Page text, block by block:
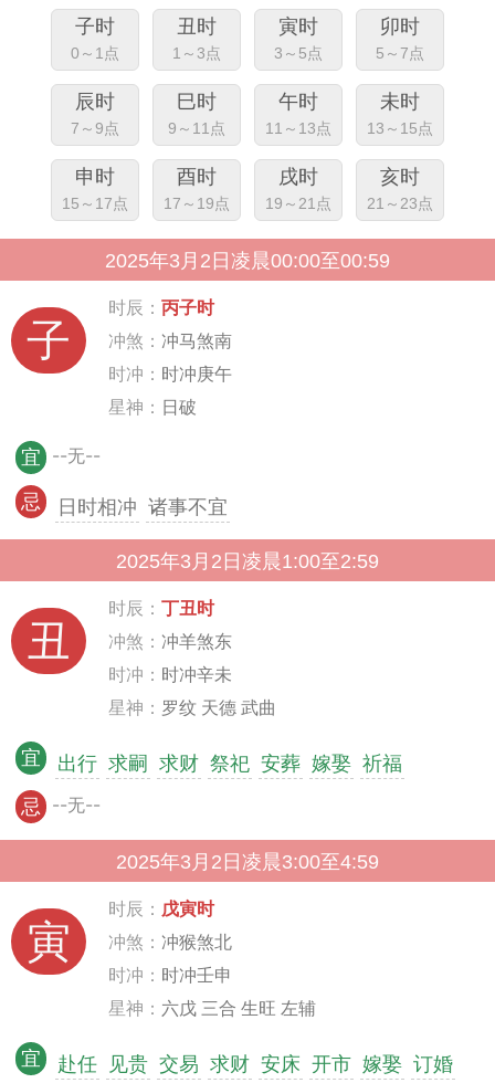
子时
0～1点
丑时
1～3点
寅时
3～5点
卯时
5～7点
辰时
7～9点
巳时
9～11点
午时
11～13点
未时
13～15点
申时
15～17点
酉时
17～19点
戌时
19～21点
亥时
21～23点
2025年3月2日凌晨00:00至00:59
子
时辰： 丙子时
冲煞： 冲马煞南
时冲： 时冲庚午
星神： 日破
宜 --无--
忌 日时相冲 诸事不宜
2025年3月2日凌晨1:00至2:59
丑
时辰： 丁丑时
冲煞： 冲羊煞东
时冲： 时冲辛未
星神： 罗纹 天德 武曲
宜 出行 求嗣 求财 祭祀 安葬 嫁娶 祈福
忌 --无--
2025年3月2日凌晨3:00至4:59
寅
时辰： 戊寅时
冲煞： 冲猴煞北
时冲： 时冲壬申
星神： 六戊 三合 生旺 左辅
宜 赴任 见贵 交易 求财 安床 开市 嫁娶 订婚